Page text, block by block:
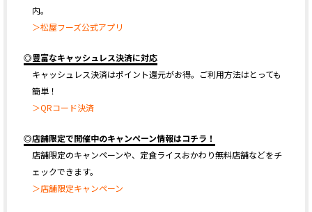
内。
＞松屋フーズ公式アプリ
◎豊富なキャッシュレス決済に対応
キャッシュレス決済はポイント還元がお得。ご利用方法はとっても
簡単！
＞QRコード決済
◎店舗限定で開催中のキャンペーン情報はコチラ！
店舗限定のキャンペーンや、定食ライスおかわり無料店舗などをチ
ェックできます。
＞店舗限定キャンペーン